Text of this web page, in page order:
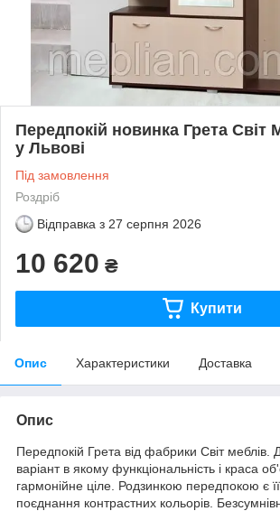
Передпокій новинка Грета Світ
у Львові
Під замовлення
Роздріб
Відправка з 27 серпня 2026
10 620 ₴
Купити
Опис Характеристики Доставка
Опис
Передпокій Грета від фабрики Світ меблів.
варіант в якому функціональність і краса
гармонійне ціле. Родзинкою передпокою є її
поєднання контрастних кольорів.